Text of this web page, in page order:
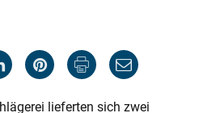
lieferten sich zwei